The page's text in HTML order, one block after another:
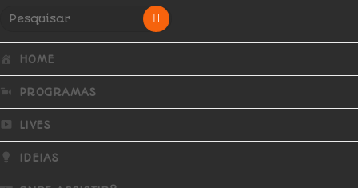
HOME
PROGRAMAS
LIVES
IDEIAS